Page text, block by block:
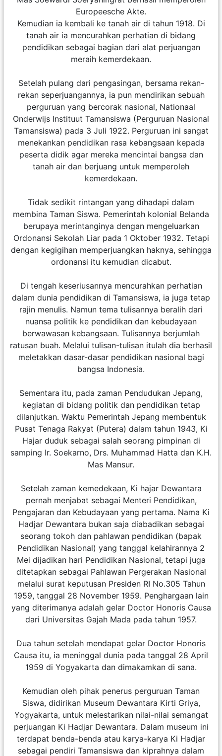
Europeesche Akte.
Kemudian ia kembali ke tanah air di tahun 1918. Di
tanah air ia mencurahkan perhatian di bidang
pendidikan sebagai bagian dari alat perjuangan
meraih kemerdekaan.
Setelah pulang dari pengasingan, bersama rekan-
rekan seperjuangannya, ia pun mendirikan sebuah
perguruan yang bercorak nasional, Nationaal
Onderwijs Instituut Tamansiswa (Perguruan Nasional
Tamansiswa) pada 3 Juli 1922. Perguruan ini sangat
menekankan pendidikan rasa kebangsaan kepada
peserta didik agar mereka mencintai bangsa dan
tanah air dan berjuang untuk memperoleh
kemerdekaan.
Tidak sedikit rintangan yang dihadapi dalam
membina Taman Siswa. Pemerintah kolonial Belanda
berupaya merintanginya dengan mengeluarkan
Ordonansi Sekolah Liar pada 1 Oktober 1932. Tetapi
dengan kegigihan memperjuangkan haknya, sehingga
ordonansi itu kemudian dicabut.
Di tengah keseriusannya mencurahkan perhatian
dalam dunia pendidikan di Tamansiswa, ia juga tetap
rajin menulis. Namun tema tulisannya beralih dari
nuansa politik ke pendidikan dan kebudayaan
berwawasan kebangsaan. Tulisannya berjumlah
ratusan buah. Melalui tulisan-tulisan itulah dia berhasil
meletakkan dasar-dasar pendidikan nasional bagi
bangsa Indonesia.
Sementara itu, pada zaman Pendudukan Jepang,
kegiatan di bidang politik dan pendidikan tetap
dilanjutkan. Waktu Pemerintah Jepang membentuk
Pusat Tenaga Rakyat (Putera) dalam tahun 1943, Ki
Hajar duduk sebagai salah seorang pimpinan di
samping Ir. Soekarno, Drs. Muhammad Hatta dan K.H.
Mas Mansur.
Setelah zaman kemedekaan, Ki hajar Dewantara
pernah menjabat sebagai Menteri Pendidikan,
Pengajaran dan Kebudayaan yang pertama. Nama Ki
Hadjar Dewantara bukan saja diabadikan sebagai
seorang tokoh dan pahlawan pendidikan (bapak
Pendidikan Nasional) yang tanggal kelahirannya 2
Mei dijadikan hari Pendidikan Nasional, tetapi juga
ditetapkan sebagai Pahlawan Pergerakan Nasional
melalui surat keputusan Presiden RI No.305 Tahun
1959, tanggal 28 November 1959. Penghargaan lain
yang diterimanya adalah gelar Doctor Honoris Causa
dari Universitas Gajah Mada pada tahun 1957.
Dua tahun setelah mendapat gelar Doctor Honoris
Causa itu, ia meninggal dunia pada tanggal 28 April
1959 di Yogyakarta dan dimakamkan di sana.
Kemudian oleh pihak penerus perguruan Taman
Siswa, didirikan Museum Dewantara Kirti Griya,
Yogyakarta, untuk melestarikan nilai-nilai semangat
perjuangan Ki Hadjar Dewantara. Dalam museum ini
terdapat benda-benda atau karya-karya Ki Hadjar
sebagai pendiri Tamansiswa dan kiprahnya dalam